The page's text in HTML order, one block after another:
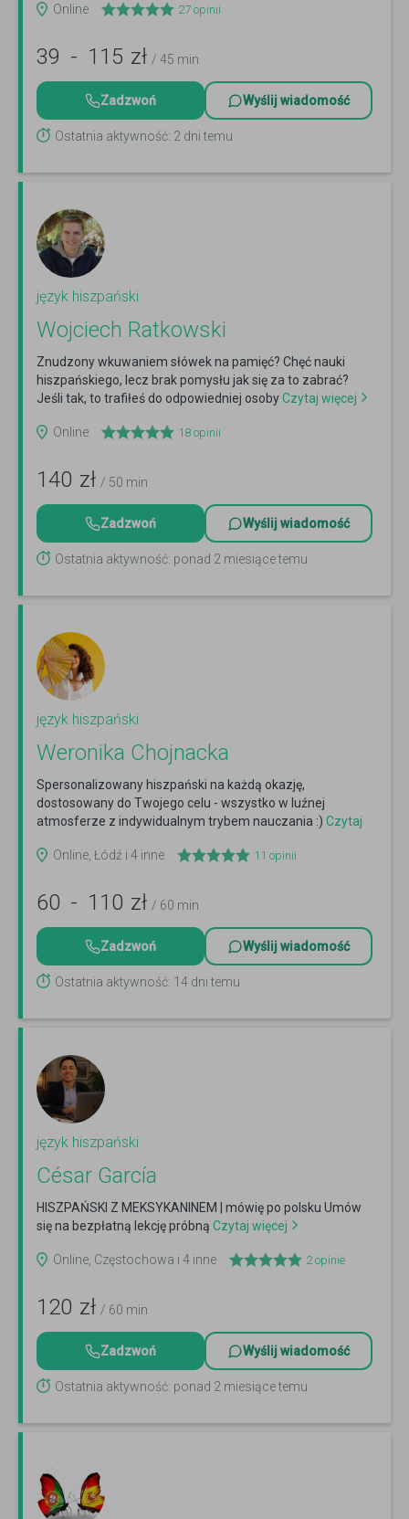
Online 27 opinii
39 - 115 zł / 45 min
Zadzwoń Wyślij wiadomość
Ostatnia aktywność: 2 dni temu
język hiszpański
Wojciech Ratkowski
Znudzony wkuwaniem słówek na pamięć? Chęć nauki
hiszpańskiego, lecz brak pomysłu jak się za to zabrać?
Jeśli tak, to trafiłeś do odpowiedniej osobyCzytaj więcej
Online 18 opinii
140 zł / 50 min
Zadzwoń Wyślij wiadomość
Ostatnia aktywność: ponad 2 miesiące temu
język hiszpański
Weronika Chojnacka
Spersonalizowany hiszpański na każdą okazję,
dostosowany do Twojego celu - wszystko w luźnej
atmosferze z indywidualnym trybem nauczania :) Czytaj
Online, Łódź i 4 inne
11 opinii
60 - 110 zł / 60 min
Zadzwoń Wyślij wiadomość
Ostatnia aktywność: 14 dni temu
język hiszpański
César García
HISZPAŃSKI Z MEKSYKANINEM | mówię po polsku Umów
się na bezpłatną lekcję próbną Czytaj więcej
Online, Częstochowa i 4 inne 2opinie
120 zł / 60 min
Zadzwoń Wyślij wiadomość
Ostatnia aktywność: ponad 2 miesiące temu